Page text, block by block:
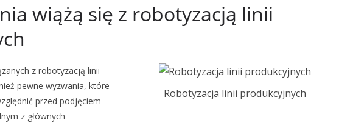
wiążą się z robotyzacją linii
Robotyzacja linii produkcyjnych
z robotyzacją linii
pewne wyzwania, które
przed podjęciem
z głównych